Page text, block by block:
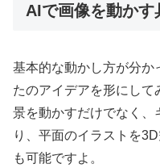
AIで画像を動かす
基本的な動かし方が分か
たのアイデアを形にし
景を動かすだけでなく、
り、平面のイラストを
も可能ですよ。